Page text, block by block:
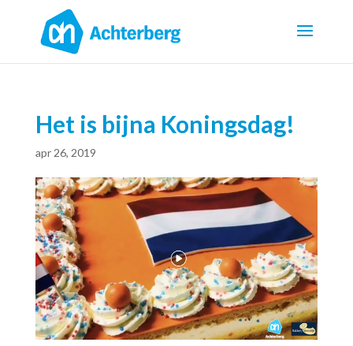
Het is bijna Koningsdag!
apr 26, 2019